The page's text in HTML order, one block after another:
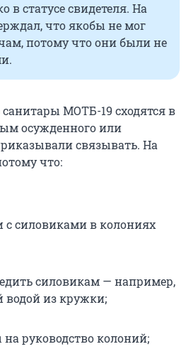
в статусе свидетеля. На
что якобы не мог
потому что они были не
МОТБ-19 сходятся в
осужденного или
связывать. На
что:
с силовиками в колониях
силовикам — например,
водой из кружки;
руководство колоний;